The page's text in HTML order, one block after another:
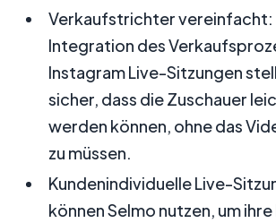
Verkaufstrichter vereinfacht:
Integration des
Instagram Live-Sitzungen
sicher, dass die Zuschauer
werden können, ohne das
zu müssen.
Kundenindividuelle Live-
können Selmo nutzen, um